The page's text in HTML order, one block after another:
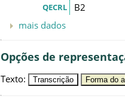
QECRL
B2
mais dados
Opções de
Texto: Transcrição Forma do